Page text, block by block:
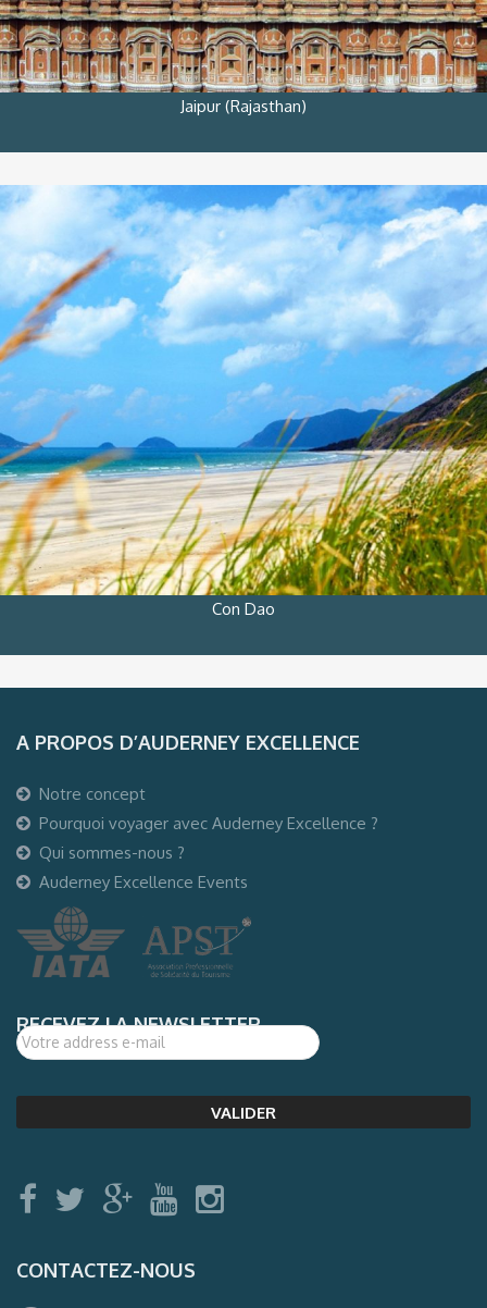
Jaipur (Rajasthan)
Con Dao
A PROPOS D’AUDERNEY EXCELLENCE
Notre concept
Pourquoi voyager avec Auderney Excellence ?
Qui sommes-nous ?
Auderney Excellence Events
RECEVEZ LA NEWSLETTER
CONTACTEZ-NOUS